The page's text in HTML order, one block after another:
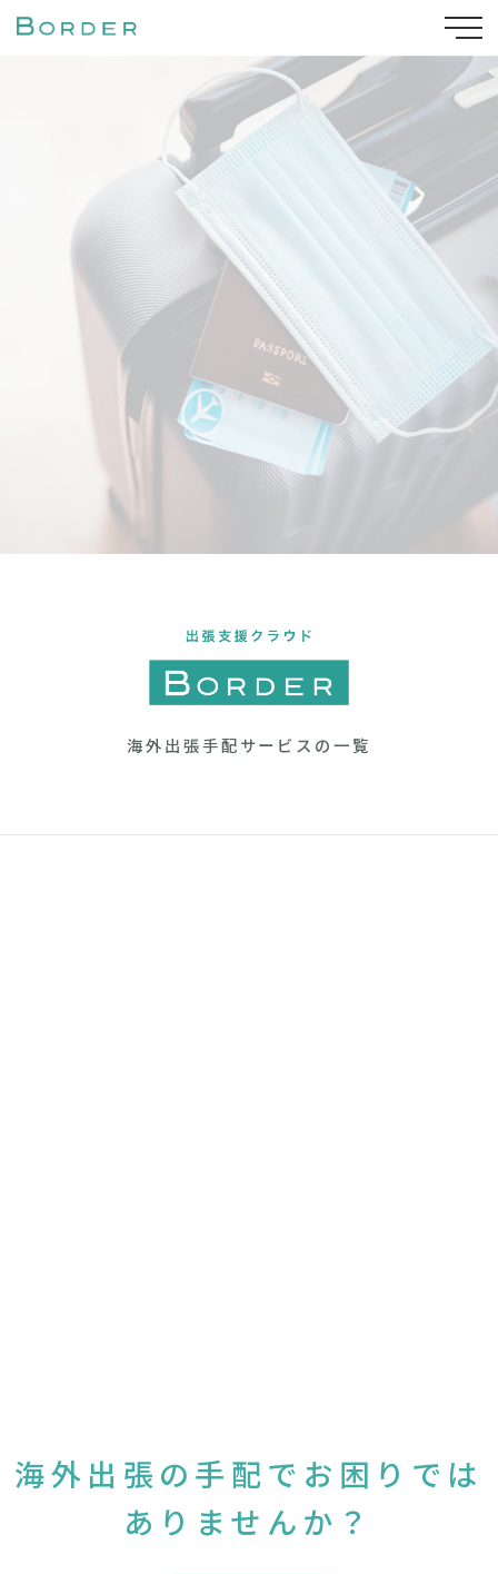
海外出張手配サービスの一覧
海外出張の手配でお困りでは
ありませんか？